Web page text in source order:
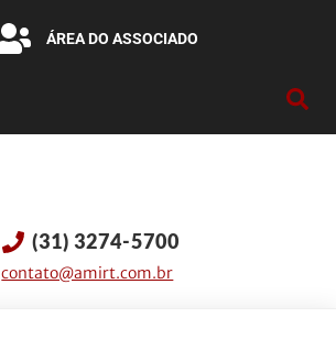
ÁREA DO ASSOCIADO
(31) 3274-5700
contato@amirt.com.br